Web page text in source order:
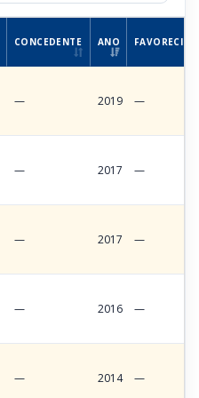
CONCEDENTE ANO FAVORECIDO
— 2019 —
— 2017 —
— 2017 —
— 2016 —
— 2014 —